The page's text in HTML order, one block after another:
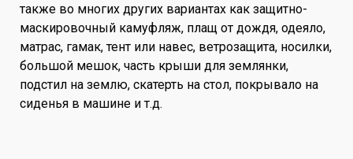
также во многих других вариантах как защитно-
маскировочный камуфляж, плащ от дождя, одеяло,
матрас, гамак, тент или навес, ветрозащита, носилки,
большой мешок, часть крыши для землянки,
подстил на землю, скатерть на стол, покрывало на
сиденья в машине и т.д.